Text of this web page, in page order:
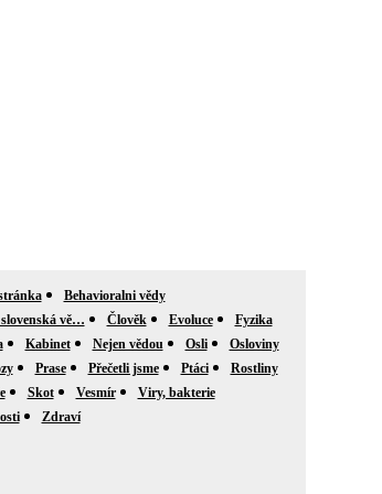
Behavioralni vědy
vě…
Člověk Evoluce
Fyzika
Kabinet Nejen vědou Osli
Osloviny
Prase Přečetli jsme Ptáci
Rostliny
Skot Vesmír
Viry, bakterie
Zdraví